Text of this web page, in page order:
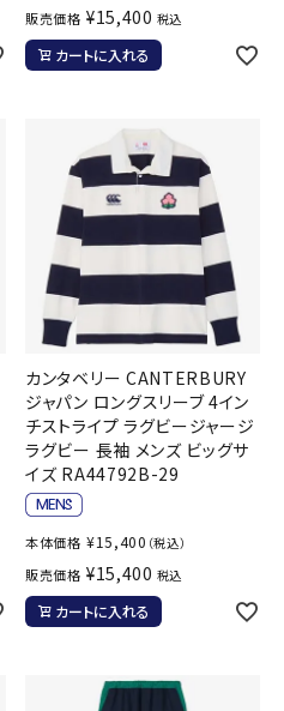
販売価格 ¥15,400 税込
カートに入れる
カンタベリー CANTERBURY
ジャパン ロングスリーブ 4イン
チストライプ ラグビージャージ
ラグビー 長袖 メンズ ビッグサ
イズ RA44792B-29
本体価格 ¥15,400 （税込）
販売価格 ¥15,400 税込
カートに入れる